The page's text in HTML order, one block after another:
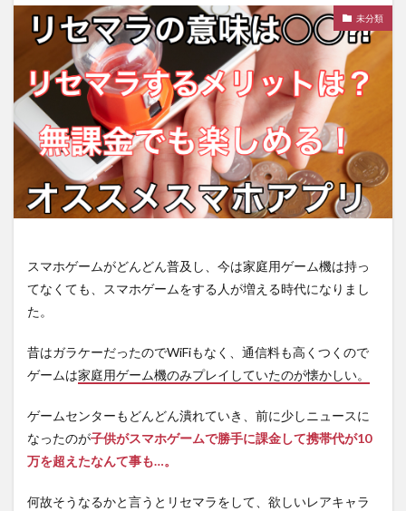
未分類
スマホゲームがどんどん普及し、今は家庭用ゲーム機は持っ
てなくても、スマホゲームをする人が増える時代になりまし
た。
昔はガラケーだったのでWiFiもなく、通信料も高くつくので
ゲームは家庭用ゲーム機のみプレイしていたのが懐かしい。
ゲームセンターもどんどん潰れていき、前に少しニュースに
なったのが子供がスマホゲームで勝手に課金して携帯代が10
万を超えたなんて事も…。
何故そうなるかと言うとリセマラをして、欲しいレアキャラ